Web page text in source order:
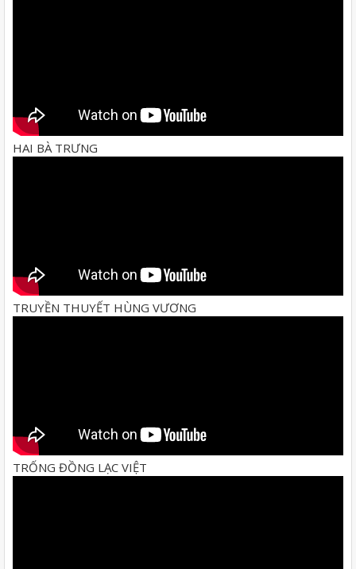
HAI BÀ TRƯNG
TRUYỀN THUYẾT HÙNG VƯƠNG
TRỐNG ĐỒNG LẠC VIỆT